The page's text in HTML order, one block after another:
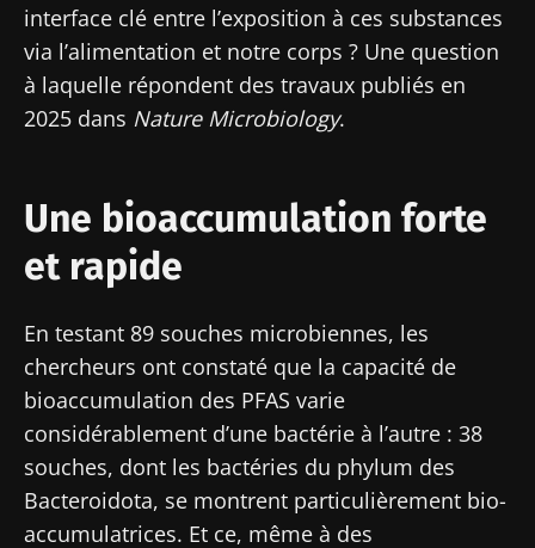
interface clé entre l’exposition à ces substances
via l’alimentation et notre corps ? Une question
à laquelle répondent des travaux publiés en
2025 dans Nature Microbiology.
Une bioaccumulation forte
et rapide
En testant 89 souches microbiennes, les
chercheurs ont constaté que la capacité de
bioaccumulation des PFAS varie
considérablement d’une bactérie à l’autre : 38
souches, dont les bactéries du phylum des
Bacteroidota, se montrent particulièrement bio-
accumulatrices. Et ce, même à des